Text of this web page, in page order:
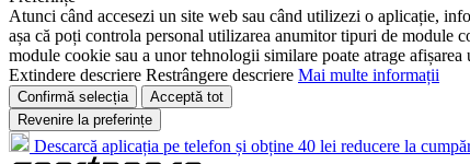
Atunci când accesezi un site web sau când utilizezi o aplicație,
așa că poți controla personal utilizarea anumitor tipuri de module
module cookie sau a unor tehnologii similare poate atrage
Extindere descriere Restrângere descriere Mai multe informații
Confirmă selecția
Acceptă tot
Revenire la preferințe
Descarcă aplicația pe telefon și obține 40 lei reducere la